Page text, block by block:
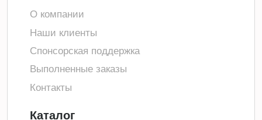
О компании
Наши клиенты
Спонсорская поддержка
Выполненные заказы
Контакты
Каталог